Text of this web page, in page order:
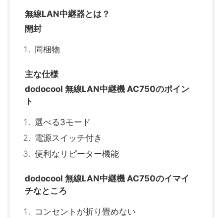
無線LAN中継器とは？
開封
同梱物
主な仕様
dodocool 無線LAN中継機 AC750のポイン
ト
選べる3モード
電源スイッチ付き
便利なリピーター機能
dodocool 無線LAN中継機 AC750のイマイ
チなところ
コンセントが折り畳めない